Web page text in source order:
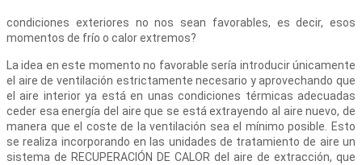
condiciones exteriores no nos sean favorables, es decir, esos
momentos de frío o calor extremos?
La idea en este momento no favorable sería introducir únicamente
el aire de ventilación estrictamente necesario y aprovechando que
el aire interior ya está en unas condiciones térmicas adecuadas
ceder esa energía del aire que se está extrayendo al aire nuevo, de
manera que el coste de la ventilación sea el mínimo posible. Esto
se realiza incorporando en las unidades de tratamiento de aire un
sistema de RECUPERACIÓN DE CALOR del aire de extracción, que